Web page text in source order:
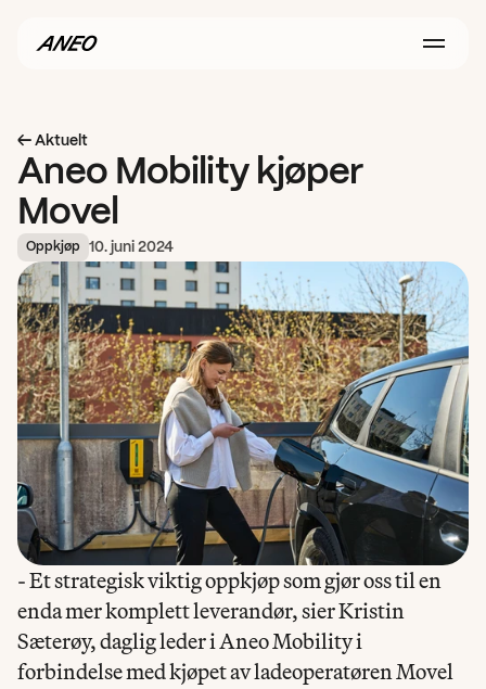
← Aktuelt
Aneo Mobility kjøper
Movel
Oppkjøp 10. juni 2024
- Et strategisk viktig oppkjøp som gjør oss til en
enda mer komplett leverandør, sier Kristin
Sæterøy, daglig leder i Aneo Mobility i
forbindelse med kjøpet av ladeoperatøren Movel